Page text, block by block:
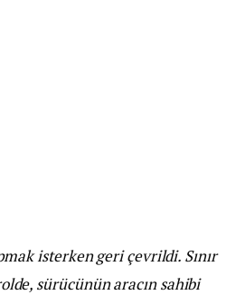
isterken geri çevrildi. Sınır
sürücünün aracın sahibi